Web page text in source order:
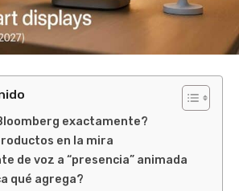
exactamente?
en la mira
de voz a “presencia” animada
qué agrega?